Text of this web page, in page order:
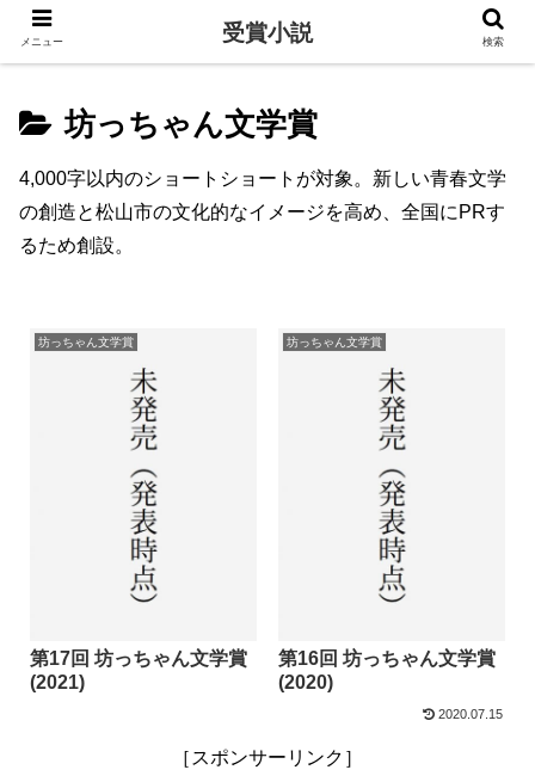
坊っちゃん文学賞
4,000字以内のショートショートが対象。新しい青春文学
の創造と松山市の文化的なイメージを高め、全国にPRす
るため創設。
坊っちゃん文学賞
第17回 坊っちゃん文学賞
(2021)
坊っちゃん文学賞
第16回 坊っちゃん文学賞
(2020)
2020.07.15
［スポンサーリンク］
メニュー 受賞小説 検索